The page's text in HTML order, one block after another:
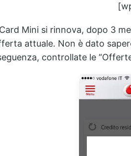
Mini si rinnova, dopo 3
attuale. Non è dato
controllate le